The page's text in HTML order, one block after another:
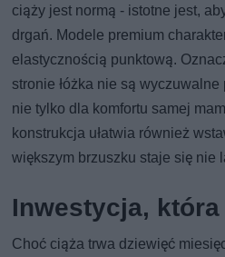
ciąży jest normą - istotne jest,
drgań. Modele premium
elastycznością punktową.
stronie łóżka nie są
nie tylko dla komfortu samej
konstrukcja ułatwia również
większym brzuszku staje się nie
Inwestycja, która
Choć ciąża trwa dziewięć